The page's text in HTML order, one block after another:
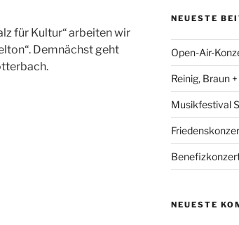
für Kultur“ arbeiten wir
Demnächst geht
NEUESTE
Open-Air-
Reinig, Braun
Musikfestival
NEUESTE